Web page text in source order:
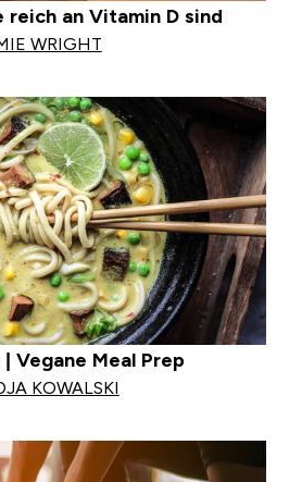
an Vitamin D sind
WRIGHT
Vegane Meal Prep
KOWALSKI